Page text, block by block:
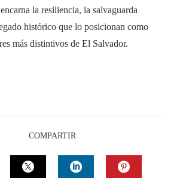
la resiliencia, la salvaguarda
histórico que lo posicionan como
más distintivos de El Salvador.
COMPARTIR